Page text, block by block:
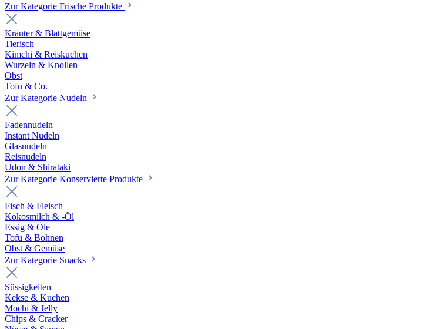
Zur Kategorie Frische Produkte
Kräuter & Blattgemüse
Tierisch
Kimchi & Reiskuchen
Wurzeln & Knollen
Obst
Tofu & Co.
Zur Kategorie Nudeln
Fadennudeln
Instant Nudeln
Glasnudeln
Reisnudeln
Udon & Shirataki
Zur Kategorie Konservierte Produkte
Fisch & Fleisch
Kokosmilch & -Öl
Essig & Öle
Tofu & Bohnen
Obst & Gemüse
Zur Kategorie Snacks
Süssigkeiten
Kekse & Kuchen
Mochi & Jelly
Chips & Cracker